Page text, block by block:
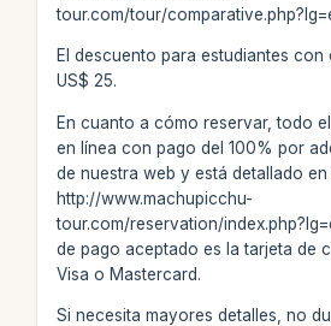
tour.com/tour/
El descuento para estudiantes con
US$ 25.
En cuanto a cómo reservar, todo
en línea con pago del 100% por
de nuestra web y está detallado en
http://www.machupicchu-
tour.com/reservation/
de pago aceptado es la tarjeta de
Visa o Mastercard.
Si necesita mayores detalles, no